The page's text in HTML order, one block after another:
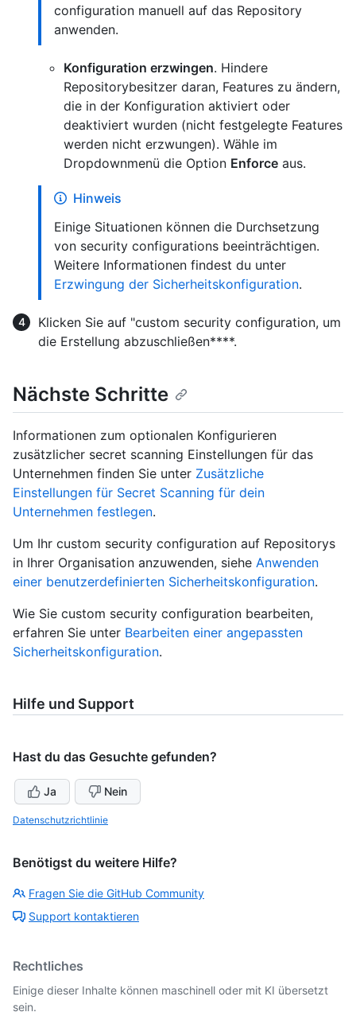
configuration manuell auf das Repository
anwenden.
Konfiguration erzwingen. Hindere
Repositorybesitzer daran, Features zu ändern,
die in der Konfiguration aktiviert oder
deaktiviert wurden (nicht festgelegte Features
werden nicht erzwungen). Wähle im
Dropdownmenü die Option Enforce aus.
Hinweis
Einige Situationen können die Durchsetzung
von security configurations beeinträchtigen.
Weitere Informationen findest du unter
Erzwingung der Sicherheitskonfiguration.
Klicken Sie auf "custom security configuration, um
die Erstellung abzuschließen****.
Nächste Schritte
Informationen zum optionalen Konfigurieren
zusätzlicher secret scanning Einstellungen für das
Unternehmen finden Sie unter Zusätzliche
Einstellungen für Secret Scanning für dein
Unternehmen festlegen.
Um Ihr custom security configuration auf Repositorys
in Ihrer Organisation anzuwenden, siehe Anwenden
einer benutzerdefinierten Sicherheitskonfiguration.
Wie Sie custom security configuration bearbeiten,
erfahren Sie unter Bearbeiten einer angepassten
Sicherheitskonfiguration.
Hilfe und Support
Hast du das Gesuchte gefunden?
Ja Nein
Datenschutzrichtlinie
Benötigst du weitere Hilfe?
Fragen Sie die GitHub Community
Support kontaktieren
Rechtliches
Einige dieser Inhalte können maschinell oder mit KI übersetzt
sein.